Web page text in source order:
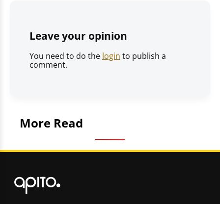
Leave your opinion
You need to do the login to publish a
comment.
More Read